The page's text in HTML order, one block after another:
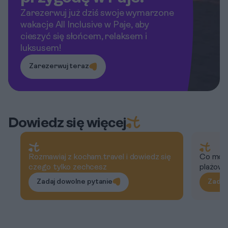
Zarezerwuj już dziś swoje wymarzone
wakacje All Inclusive w Paje, aby
cieszyć się słońcem, relaksem i
luksusem!
Zarezerwuj teraz
Dowiedz się więcej
Rozmawiaj z kocham.travel i dowiedz się
czego tylko zechcesz
Zadaj dowolne pytanie
Co